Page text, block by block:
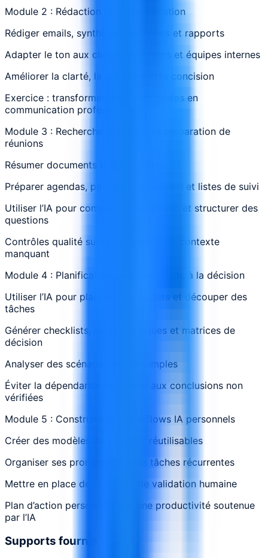
Module 2 : Rédaction et communication
Rédiger emails, synthèses, annonces et rapports
Adapter le ton aux clients, managers et équipes internes
Améliorer la clarté, la structure et la concision
Exercice : transformer des notes brutes en
communication professionnelle
Module 3 : Recherche, synthèse et préparation de
réunions
Résumer documents longs et notes
Préparer agendas, points de discussion et listes de suivi
Utiliser l’IA pour comparer des options et structurer des
questions
Contrôles qualité sur l’exactitude et le contexte
manquant
Module 4 : Planification, analyse et aide à la décision
Utiliser l’IA pour planifier des projets et découper des
tâches
Générer checklists, listes de risques et matrices de
décision
Analyser des scénarios métier simples
Éviter la dépendance excessive aux conclusions non
vérifiées
Module 5 : Construire ses workflows IA personnels
Créer des modèles de prompts réutilisables
Organiser ses prompts pour les tâches récurrentes
Mettre en place des routines de validation humaine
Plan d’action personnel pour une productivité soutenue
par l’IA
Supports fournis